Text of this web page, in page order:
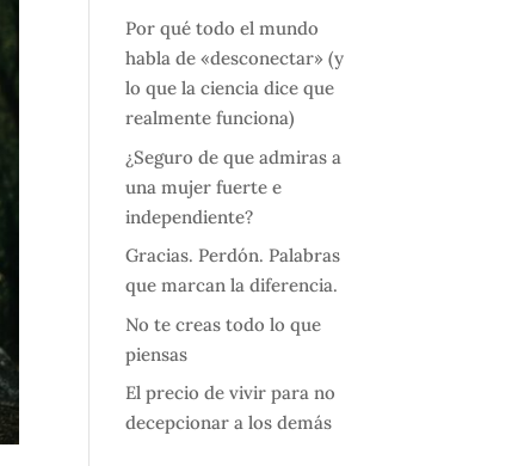
Por qué todo el mundo
habla de «desconectar» (y
lo que la ciencia dice que
realmente funciona)
¿Seguro de que admiras a
una mujer fuerte e
independiente?
Gracias. Perdón. Palabras
que marcan la diferencia.
No te creas todo lo que
piensas
El precio de vivir para no
decepcionar a los demás